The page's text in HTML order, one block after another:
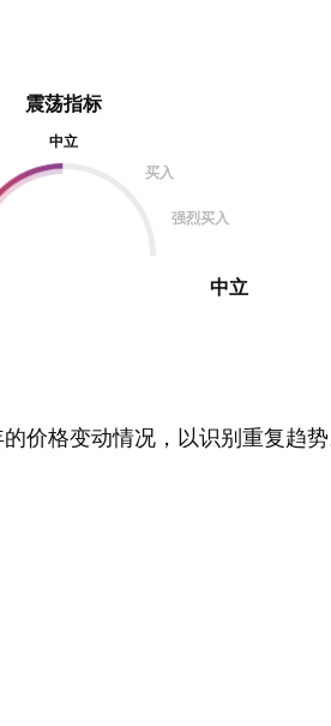
震荡指标
中立
买入
强烈买入
中立
价格变动情况，以识别重复趋